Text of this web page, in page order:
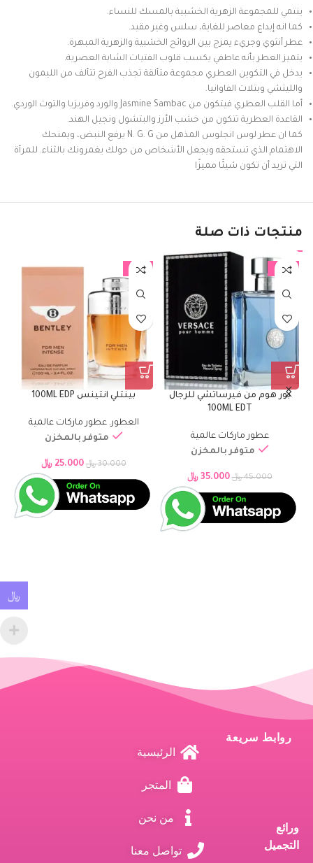
ينتمي للمجموعة الزهرية الخشبية بالمسك للنساء.
كما انه إبداع معاصر للغاية، سلس وغير مقيد.
عطر أنثوي وجريء يمزج بين الروائح الخشبية والزهرية المبهرة.
يتميز العطر بأنه عاطفي يكسب قلوب الفتيات الشابة العصرية.
يدخل في التكوين العطري مجموعة متألقة تجذب الفرح تتألف من الليمون
والليتشي وبتلات الفاوانيا.
أما القلب العطري فيتكون من Jasmine Sambac والورد وفريزيا والتوت الوردي.
القاعدة العطرية تتكون من خشب الأرز والبتشول ونجيل الهند.
كما ان عطر لوس انجلوس المذهل من N. G. G يرفع النبض، ويمنحك
الاهتمام الذي تستحقه ويجعل الأشخاص من حولك يغمرونك بالثناء. للمرأة
التي تريد أن تكون شيئًا مميزًا
منتجات ذات صلة
-22%
بور هوم من فيرساتشي للرجال
100ML EDT
عطور ماركات عالمية
متوفر بالمخزن
45.000 ﷼ 35.000 ﷼
-17%
بينتلي انتينس 100ML EDP
العطور,عطور ماركات عالمية
متوفر بالمخزن
30.000 ﷼ 25.000 ﷼
ورائع
التجميل
روابط سريعة
الرئيسية
المتجر
من نحن
تواصل معنا
﷼